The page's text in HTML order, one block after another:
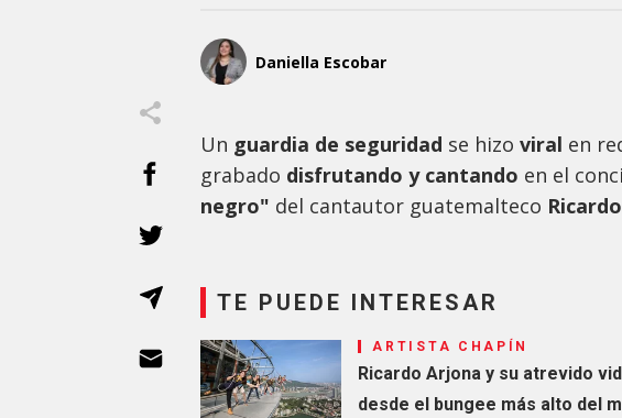
Daniella Escobar
Un guardia de seguridad se hizo viral en
grabado disfrutando y cantando en el
negro" del cantautor guatemalteco
TE PUEDE INTERESAR
ARTISTA CHAPÍN
Ricardo Arjona y su atrevido
desde el bungee más alto del